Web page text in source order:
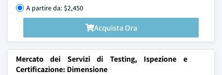
A partire da: $2,450
Acquista Ora
Mercato dei Servizi di Testing, Ispezione e
Certificazione: Dimensione